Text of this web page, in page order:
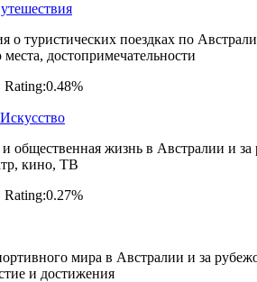
о туристических поездках по
достопримечательности
Rating:0.48%
и общественная жизнь в Австралии и
кино, ТВ
Rating:0.27%
мира в Австралии и за
и достижения